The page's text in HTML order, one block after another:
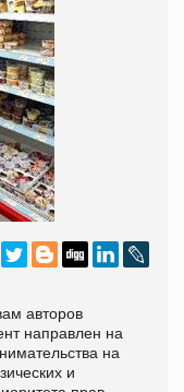
авторов
направлен на
на
и